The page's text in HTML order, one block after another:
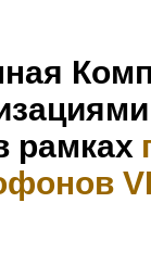
рамках